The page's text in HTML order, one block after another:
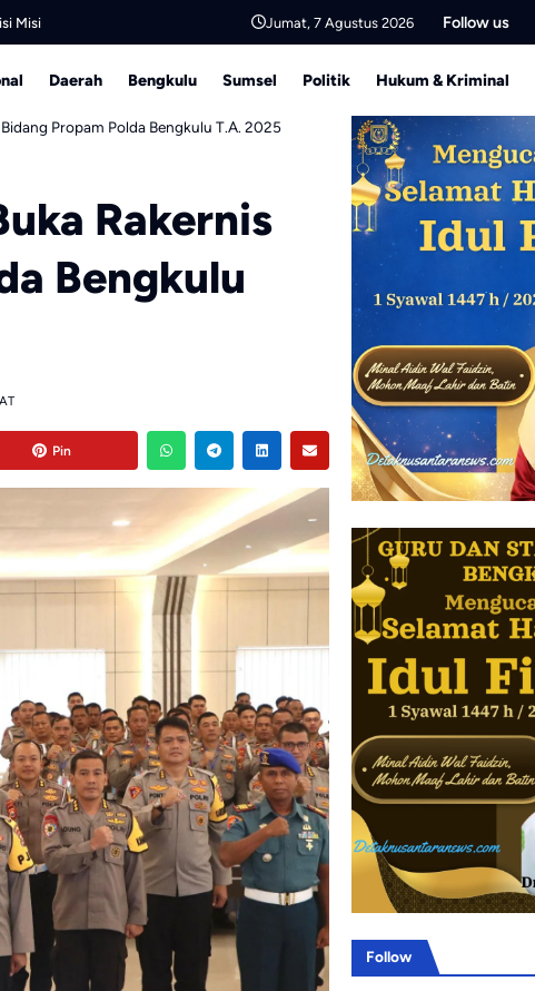
Misi Jumat, 7 Agustus 2026 Follow us
Daerah Bengkulu Sumsel Politik Hukum & Kriminal
Propam Polda Bengkulu T.A. 2025
Rakernis
Bengkulu
Pin
Follow